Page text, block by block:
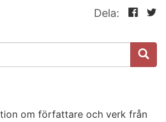
Dela:
om författare och verk från